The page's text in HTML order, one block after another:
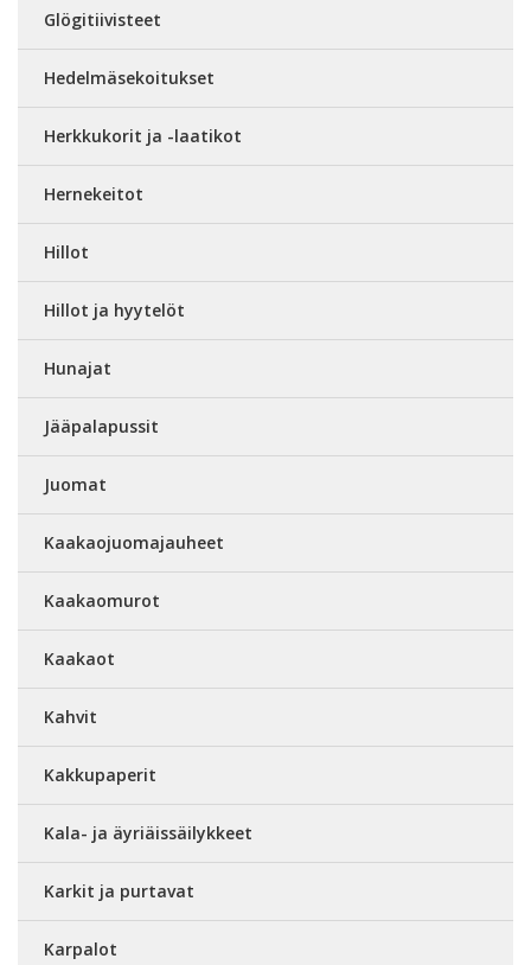
Glögitiivisteet
Hedelmäsekoitukset
Herkkukorit ja -laatikot
Hernekeitot
Hillot
Hillot ja hyytelöt
Hunajat
Jääpalapussit
Juomat
Kaakaojuomajauheet
Kaakaomurot
Kaakaot
Kahvit
Kakkupaperit
Kala- ja äyriäissäilykkeet
Karkit ja purtavat
Karpalot